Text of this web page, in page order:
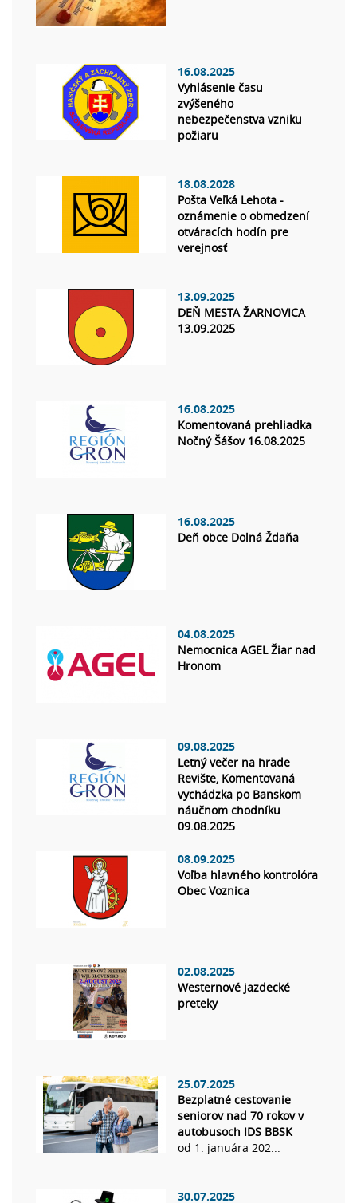
16.08.2025
Vyhlásenie času
zvýšeného
nebezpečenstva vzniku
požiaru
18.08.2028
Pošta Veľká Lehota -
oznámenie o obmedzení
otváracích hodín pre
verejnosť
13.09.2025
DEŇ MESTA ŽARNOVICA
13.09.2025
16.08.2025
Komentovaná prehliadka
Nočný Šášov 16.08.2025
16.08.2025
Deň obce Dolná Ždaňa
04.08.2025
Nemocnica AGEL Žiar nad
Hronom
09.08.2025
Letný večer na hrade
Revište, Komentovaná
vychádzka po Banskom
náučnom chodníku
09.08.2025
08.09.2025
Voľba hlavného kontrolóra
Obec Voznica
02.08.2025
Westernové jazdecké
preteky
25.07.2025
Bezplatné cestovanie
seniorov nad 70 rokov v
autobusoch IDS BBSK
od 1. januára 202...
30.07.2025